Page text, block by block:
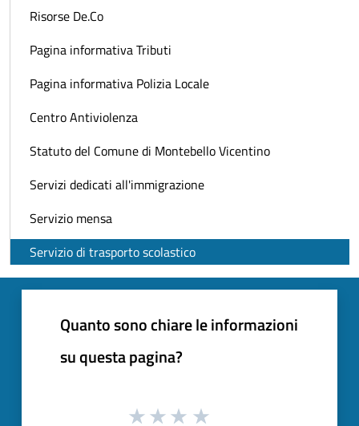
Risorse De.Co
Pagina informativa Tributi
Pagina informativa Polizia Locale
Centro Antiviolenza
Statuto del Comune di Montebello Vicentino
Servizi dedicati all'immigrazione
Servizio mensa
Servizio di trasporto scolastico
Quanto sono chiare le informazioni
su questa pagina?